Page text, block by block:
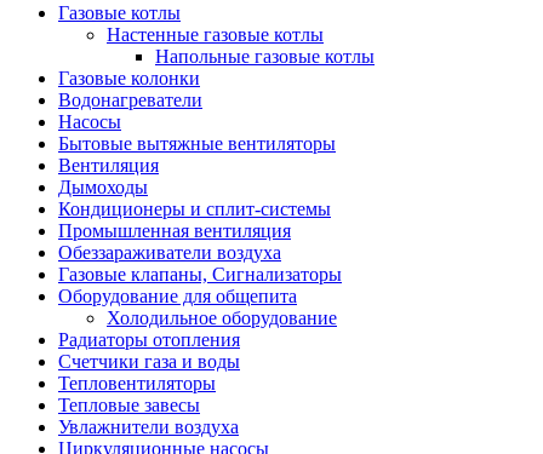
Газовые котлы
Настенные газовые котлы
Напольные газовые котлы
Газовые колонки
Водонагреватели
Насосы
Бытовые вытяжные вентиляторы
Вентиляция
Дымоходы
Кондиционеры и сплит-системы
Промышленная вентиляция
Обеззараживатели воздуха
Газовые клапаны, Сигнализаторы
Оборудование для общепита
Холодильное оборудование
Радиаторы отопления
Счетчики газа и воды
Тепловентиляторы
Тепловые завесы
Увлажнители воздуха
Циркуляционные насосы